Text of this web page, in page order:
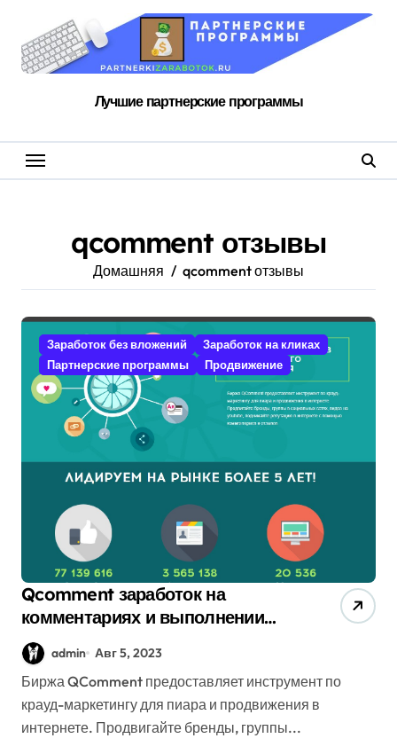
содержанию
Лучшие партнерские программы
qcomment отзывы
Домашняя qcomment отзывы
Заработок без вложений
Заработок на кликах
Партнерские программы
Продвижение
Qcomment заработок на
комментариях и выполнении
заданий
admin Авг 5, 2023
Биржа QComment предоставляет инструмент по
крауд-маркетингу для пиара и продвижения в
интернете. Продвигайте бренды, группы...